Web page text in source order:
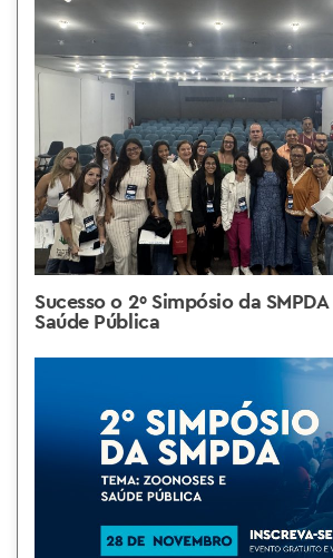
Sucesso o 2º Simpósio da
Saúde Pública